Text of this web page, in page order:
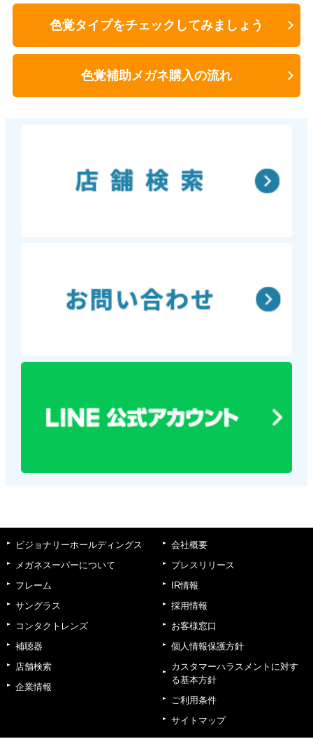
色覚タイプをチェックしてみましょう
色覚補助メガネ購入の流れ
ビジョナリーホールディングス
メガネスーパーについて
フレーム
サングラス
コンタクトレンズ
補聴器
店舗検索
企業情報
会社概要
プレスリリース
IR情報
採用情報
お客様窓口
個人情報保護方針
カスタマーハラスメントに対す
る基本方針
ご利用条件
サイトマップ